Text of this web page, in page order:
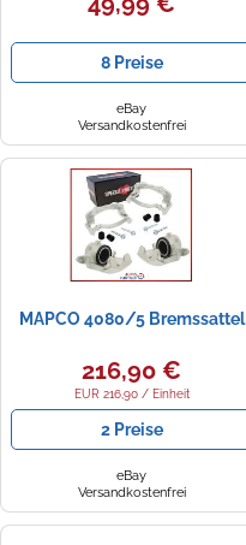
8 Preise
eBay
Versandkostenfrei
MAPCO 4080/5 Bremssattel
216,90 €
EUR 216,90 / Einheit
2 Preise
eBay
Versandkostenfrei